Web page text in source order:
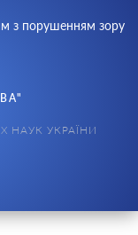
з порушенням зору
НАУК УКРАЇНИ